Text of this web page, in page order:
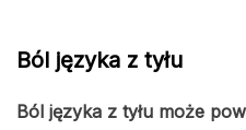
Ból języka z tyłu
Ból języka z tyłu może